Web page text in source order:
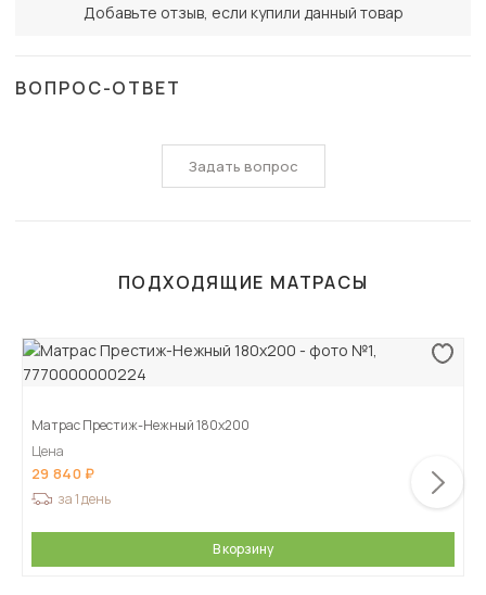
Добавьте отзыв, если купили данный товар
ВОПРОС-ОТВЕТ
Задать вопрос
ПОДХОДЯЩИЕ МАТРАСЫ
Матрас Престиж-Нежный 180х200
Цена
29 840
за 1 день
В корзину